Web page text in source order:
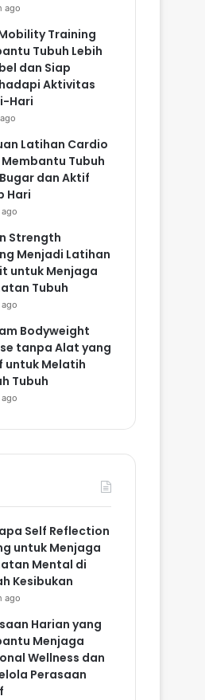
ago
Training
Tubuh Lebih
dan Siap
Aktivitas
Hari
Latihan Cardio
Tubuh
dan Aktif
Hari
Strength
Menjadi Latihan
untuk Menjaga
Tubuh
Bodyweight
tanpa Alat yang
untuk Melatih
Tubuh
Self Reflection
untuk Menjaga
Mental di
Kesibukan
ago
Harian yang
Menjaga
Wellness dan
Perasaan